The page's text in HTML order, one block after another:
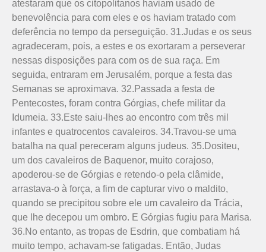
atestaram que os citopolitanos haviam usado de
benevolência para com eles e os haviam tratado com
deferência no tempo da perseguição. 31.Judas e os seus
agradeceram, pois, a estes e os exortaram a perseverar
nessas disposições para com os de sua raça. Em
seguida, entraram em Jerusalém, porque a festa das
Semanas se aproximava. 32.Passada a festa de
Pentecostes, foram contra Górgias, chefe militar da
Idumeia. 33.Este saiu-lhes ao encontro com três mil
infantes e quatrocentos cavaleiros. 34.Travou-se uma
batalha na qual pereceram alguns judeus. 35.Do­siteu,
um dos cavaleiros de Baquenor, muito corajoso,
apoderou-se de Górgias e retendo-o pela clâmide,
arrastava-o à força, a fim de capturar vivo o maldito,
quando se precipitou sobre ele um cavaleiro da Trácia,
que lhe decepou um ombro. E Górgias fugiu para Marisa.
36.No entanto, as tropas de Esdrin, que combatiam há
muito tempo, achavam-se fatigadas. Então, Judas